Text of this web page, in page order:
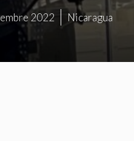
2022 Nicaragua